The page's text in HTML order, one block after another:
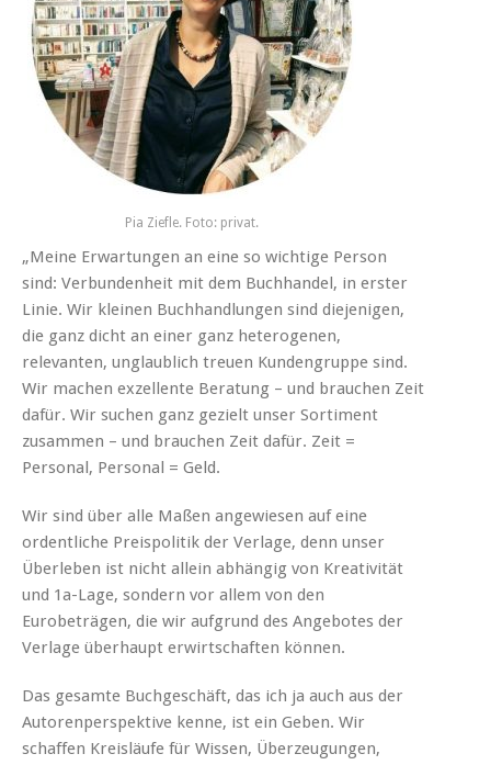
Pia Ziefle. Foto: privat.
„Meine Erwartungen an eine so wichtige Person
sind: Verbundenheit mit dem Buchhandel, in erster
Linie. Wir kleinen Buchhandlungen sind diejenigen,
die ganz dicht an einer ganz heterogenen,
relevanten, unglaublich treuen Kundengruppe sind.
Wir machen exzellente Beratung – und brauchen Zeit
dafür. Wir suchen ganz gezielt unser Sortiment
zusammen – und brauchen Zeit dafür. Zeit =
Personal, Personal = Geld.
Wir sind über alle Maßen angewiesen auf eine
ordentliche Preispolitik der Verlage, denn unser
Überleben ist nicht allein abhängig von Kreativität
und 1a-Lage, sondern vor allem von den
Eurobeträgen, die wir aufgrund des Angebotes der
Verlage überhaupt erwirtschaften können.
Das gesamte Buchgeschäft, das ich ja auch aus der
Autorenperspektive kenne, ist ein Geben. Wir
schaffen Kreisläufe für Wissen, Überzeugungen,